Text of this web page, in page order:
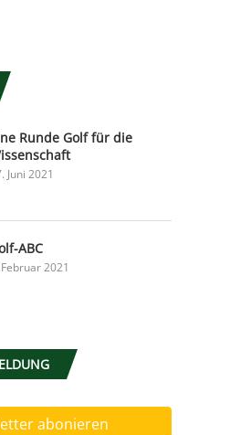
Runde Golf für die
Juni 2021
ABC
2021
abonieren